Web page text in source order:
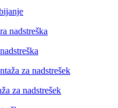
za nadstrešek